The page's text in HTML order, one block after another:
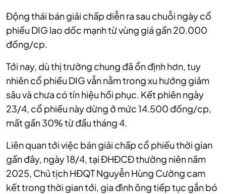
Động thái bán giải chấp diễn ra sau chuỗi ngày cổ
phiếu DIG lao dốc mạnh từ vùng giá gần 20.000
đồng/cp.
Tới nay, dù thị trường chung đã ổn định hơn, tuy
nhiên cổ phiếu DIG vẫn nằm trong xu hướng giảm
sâu và chưa có tín hiệu hồi phục. Kết phiên ngày
23/4, cổ phiếu này dừng ở mức 14.500 đồng/cp,
mất gần 30% từ đầu tháng 4.
Liên quan tới việc bán giải chấp cổ phiếu thời gian
gần đây, ngày 18/4, tại ĐHĐCĐ thường niên năm
2025, Chủ tịch HĐQT Nguyễn Hùng Cường cam
kết trong thời gian tới, gia đình ông tiếp tục gắn bó